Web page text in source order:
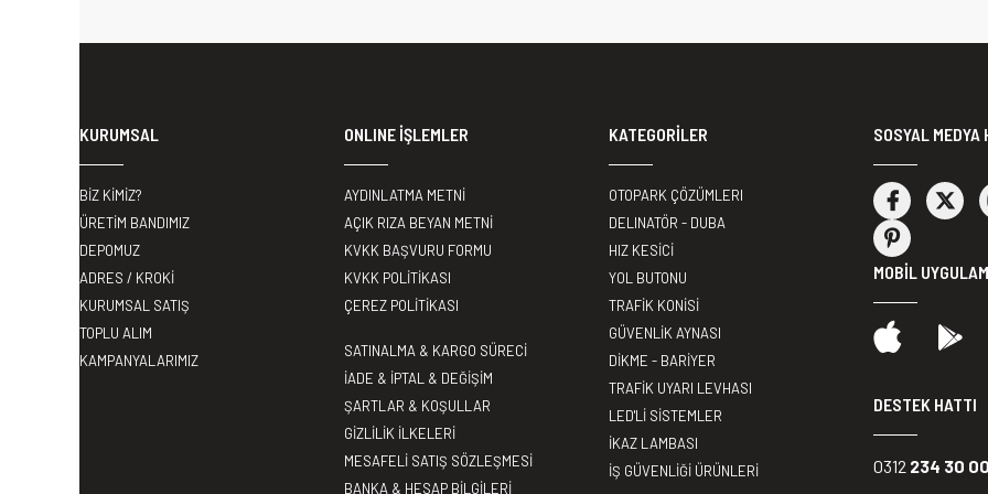
KURUMSAL
BİZ KİMİZ?
ÜRETİM BANDIMIZ
DEPOMUZ
ADRES / KROKİ
KURUMSAL SATIŞ
TOPLU ALIM
KAMPANYALARIMIZ
ONLINE İŞLEMLER
AYDINLATMA METNİ
AÇIK RIZA BEYAN METNİ
KVKK BAŞVURU FORMU
KVKK POLİTİKASI
ÇEREZ POLİTİKASI
SATINALMA & KARGO SÜRECİ
İADE & İPTAL & DEĞİŞİM
ŞARTLAR & KOŞULLAR
GİZLİLİK İLKELERİ
MESAFELİ SATIŞ SÖZLEŞMESİ
BANKA & HESAP BİLGİLERİ
KATEGORİLER
OTOPARK ÇÖZÜMLERI
DELINATÖR - DUBA
HIZ KESİCİ
YOL BUTONU
TRAFİK KONİSİ
GÜVENLİK AYNASI
DİKME - BARİYER
TRAFİK UYARI LEVHASI
LED'Lİ SİSTEMLER
İKAZ LAMBASI
İŞ GÜVENLİĞİ ÜRÜNLERİ
SOSYAL
MOBİL
DESTEK HATTI
0312 234 30